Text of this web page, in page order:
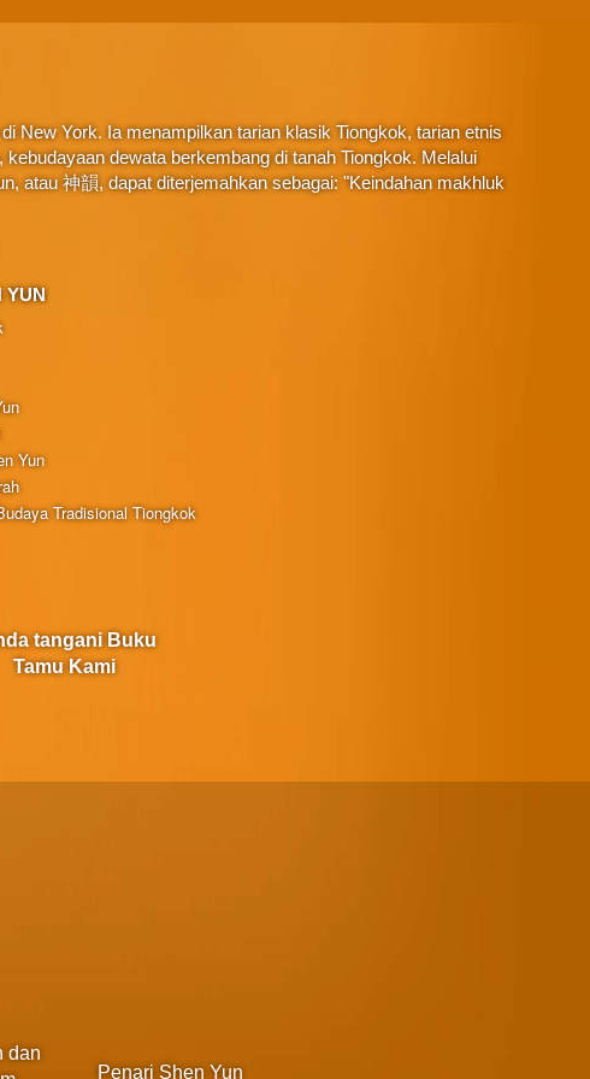
New York. Ia menampilkan tarian klasik Tiongkok, tarian etnis
dewata berkembang di tanah Tiongkok. Melalui
atau 神韻, dapat diterjemahkan sebagai: "Keindahan makhluk
YUN
Yun
Tradisional Tiongkok
tangani Buku
Tamu Kami
dan
Penari Shen Yun